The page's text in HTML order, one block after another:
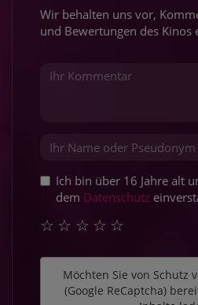
Wir behalten uns vor,
und Bewertungen des Kinos
Ich bin über 16 Jahre alt
dem Datenschutz
☆
☆
☆
☆
☆
Möchten Sie von Schutz
(Google ReCaptcha)